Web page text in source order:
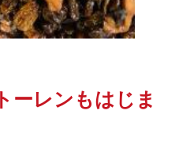
ーレンもはじま